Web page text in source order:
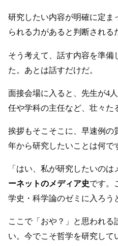
研究したい内容が明確に定ま
られる力があると判断される
そう考えて、話す内容を準備
た。あとは話すだけだ。
面接会場に入ると、先生が4
任や学科の主任など、壮々た
挨拶もそこそこに、早速例の
年から研究したいことは何で
「はい、私が研究したいの
ーネットのメディア史です。
学史・科学論のゼミに入ろう
ここで「おや？」と思われる
い。今でこそ哲学を研究して